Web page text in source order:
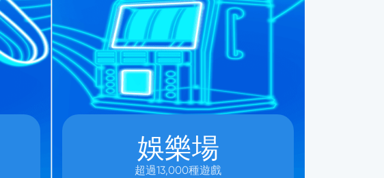
娛樂場
超過13,000種遊戲